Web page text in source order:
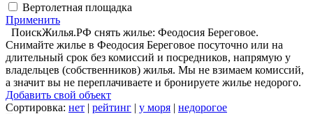
Вертолетная площадка
Применить
ПоискЖилья.РФ снять жилье: Феодосия Береговое.
Снимайте жилье в Феодосия Береговое посуточно или на
длительный срок без комиссий и посредников, напрямую у
владельцев (собственников) жилья. Мы не взимаем комиссий,
а значит вы не переплачиваете и бронируете жилье недорого.
Добавить свой объект
Сортировка: нет | рейтинг | у моря | недорогое